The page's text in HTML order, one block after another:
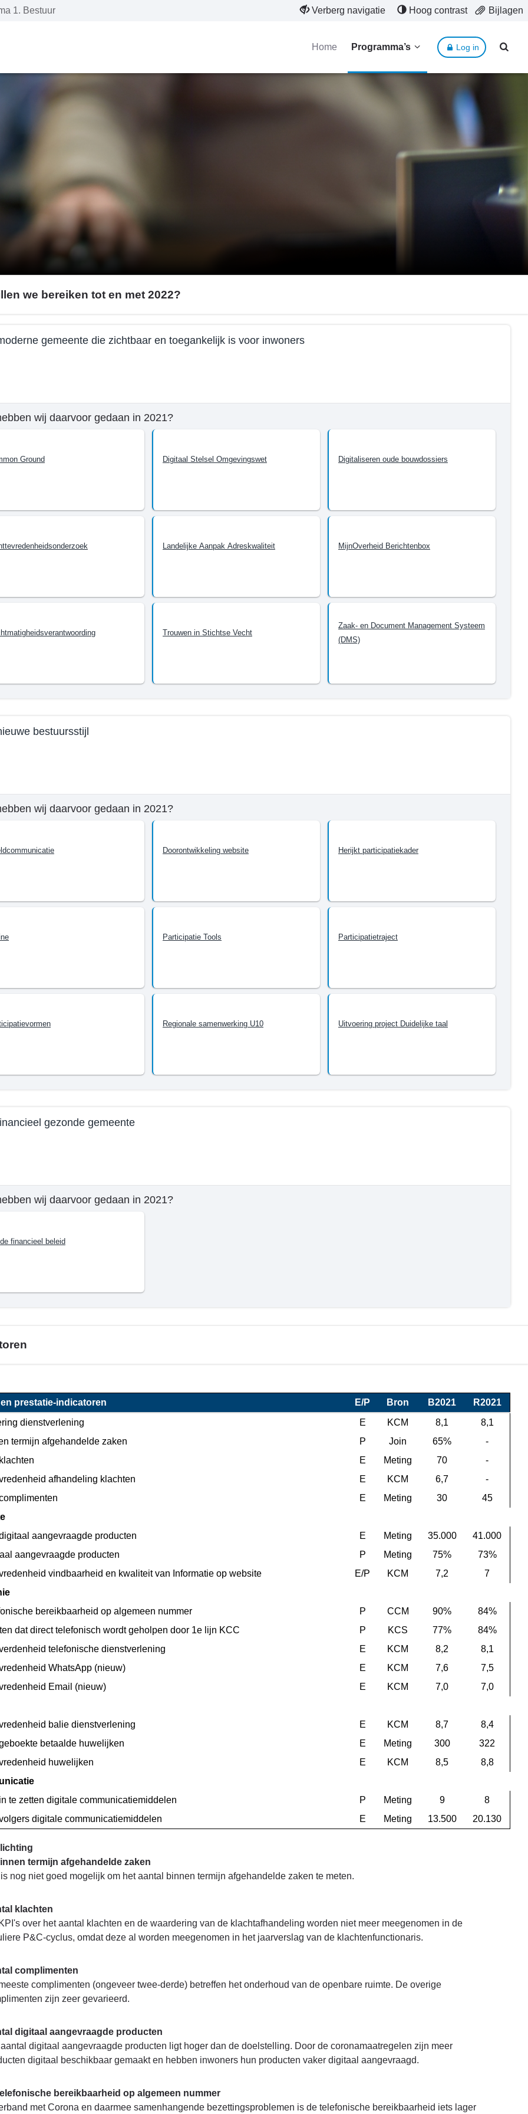
1. Bestuur Verberg navigatie Hoog contrast Bijlagen
Home Programma’s Log in
we bereiken tot en met 2022?
gemeente die zichtbaar en toegankelijk is voor inwoners
wij daarvoor gedaan in 2021?
Ground Digitaal Stelsel Omgevingswet Digitaliseren oude bouwdossiers
Landelijke Aanpak Adreskwaliteit MijnOverheid Berichtenbox
Trouwen in Stichtse Vecht
Zaak- en Document Management Systeem
(DMS)
bestuursstijl
wij daarvoor gedaan in 2021?
Doorontwikkeling website Herijkt participatiekader
Participatie Tools Participatietraject
Regionale samenwerking U10 Uitvoering project Duidelijke taal
gezonde gemeente
wij daarvoor gedaan in 2021?
financieel beleid
en prestatie-indicatoren E/P Bron B2021
R2021
dienstverlening
E KCM 8,1
8,1
termijn afgehandelde zaken
P Join 65%
-
E Meting 70
-
afhandeling klachten
E KCM 6,7
-
E Meting 30
45
aangevraagde producten
E Meting 35.000
41.000
aangevraagde producten
P Meting 75%
73%
vindbaarheid en kwaliteit van Informatie op website
E/P KCM 7,2
7
bereikbaarheid op algemeen nummer
P CCM 90%
84%
dat direct telefonisch wordt geholpen door 1e lijn KCC
P KCS 77%
84%
telefonische dienstverlening
E KCM 8,2
8,1
WhatsApp (nieuw)
E KCM 7,6
7,5
Email (nieuw)
E KCM 7,0
7,0
balie dienstverlening
E KCM 8,7
8,4
betaalde huwelijken
E Meting 300
322
huwelijken
E KCM 8,5
8,8
te zetten digitale communicatiemiddelen
P Meting 9
8
digitale communicatiemiddelen
E Meting 13.500 20.130
termijn afgehandelde zaken
nog niet goed mogelijk om het aantal binnen termijn afgehandelde zaken te meten.
klachten
over het aantal klachten en de waardering van de klachtafhandeling worden niet meer meegenomen in de
P&C-cyclus, omdat deze al worden meegenomen in het jaarverslag van de klachtenfunctionaris.
complimenten
complimenten (ongeveer twee-derde) betreffen het onderhoud van de openbare ruimte. De overige
zijn zeer gevarieerd.
digitaal aangevraagde producten
aantal digitaal aangevraagde producten ligt hoger dan de doelstelling. Door de coronamaatregelen zijn meer
digitaal beschikbaar gemaakt en hebben inwoners hun producten vaker digitaal aangevraagd.
bereikbaarheid op algemeen nummer
met Corona en daarmee samenhangende bezettingsproblemen is de telefonische bereikbaarheid iets lager